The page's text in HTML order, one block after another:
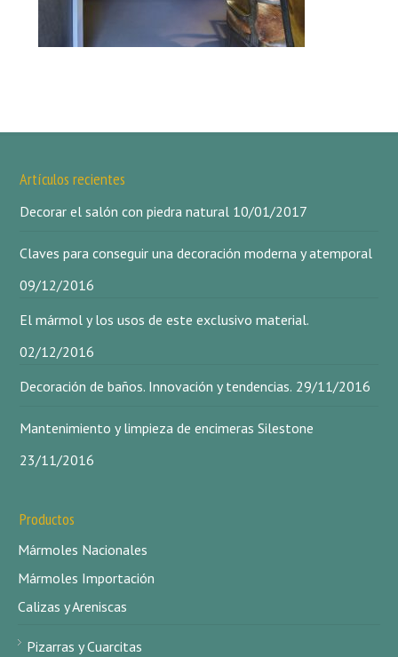
Artículos recientes
Decorar el salón con piedra natural 10/01/2017
Claves para conseguir una decoración moderna y atemporal
09/12/2016
El mármol y los usos de este exclusivo material.
02/12/2016
Decoración de baños. Innovación y tendencias. 29/11/2016
Mantenimiento y limpieza de encimeras Silestone
23/11/2016
Productos
Mármoles Nacionales
Mármoles Importación
Calizas y Areniscas
Pizarras y Cuarcitas